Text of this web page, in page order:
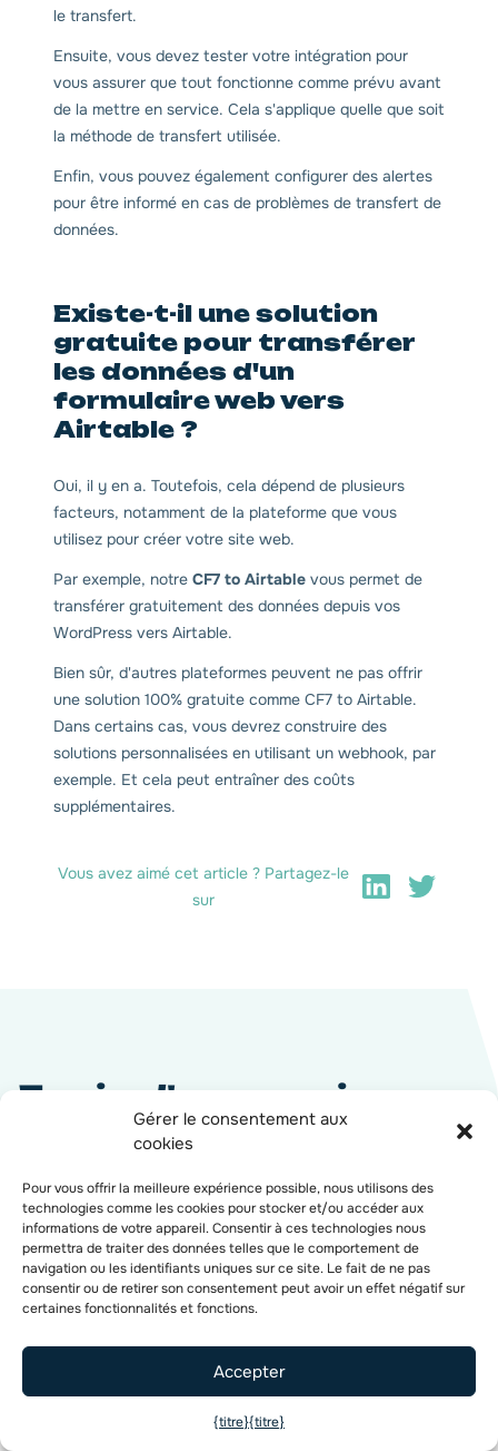
Gérer le consentement aux
cookies
Pour vous offrir la meilleure expérience possible, nous utilisons des
technologies comme les cookies pour stocker et/ou accéder aux
informations de votre appareil. Consentir à ces technologies nous
permettra de traiter des données telles que le comportement de
navigation ou les identifiants uniques sur ce site. Le fait de ne pas
consentir ou de retirer son consentement peut avoir un effet négatif sur
certaines fonctionnalités et fonctions.
Accepter
{titre}{titre}
le transfert.
Ensuite, vous devez tester votre intégration pour
vous assurer que tout fonctionne comme prévu avant
de la mettre en service. Cela s'applique quelle que soit
la méthode de transfert utilisée.
Enfin, vous pouvez également configurer des alertes
pour être informé en cas de problèmes de transfert de
données.
Existe-t-il une solution
gratuite pour transférer
les données d'un
formulaire web vers
Airtable ?
Oui, il y en a. Toutefois, cela dépend de plusieurs
facteurs, notamment de la plateforme que vous
utilisez pour créer votre site web.
Par exemple, notre CF7 to Airtable vous permet de
transférer gratuitement des données depuis vos
WordPress vers Airtable.
Bien sûr, d'autres plateformes peuvent ne pas offrir
une solution 100% gratuite comme CF7 to Airtable.
Dans certains cas, vous devrez construire des
solutions personnalisées en utilisant un webhook, par
exemple. Et cela peut entraîner des coûts
supplémentaires.
Vous avez aimé cet article ? Partagez-le
sur
Envie d'en savoir
plus ? Consultez nos
articles !